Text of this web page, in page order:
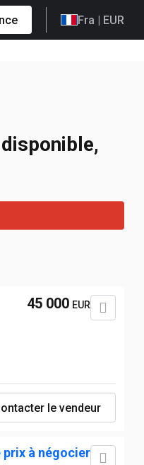
Fra | EUR
45 000 EUR
le vendeur
prix à négocier